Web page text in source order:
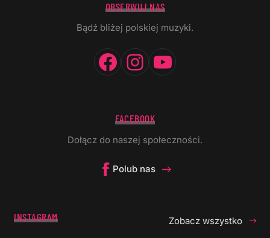
OBSERWUJ NAS
Bądź bliżej polskiej muzyki.
Facebook
Instagram
FACEBOOK
Dołącz do naszej społeczności.
Polub nas
INSTAGRAM Zobacz wszystko